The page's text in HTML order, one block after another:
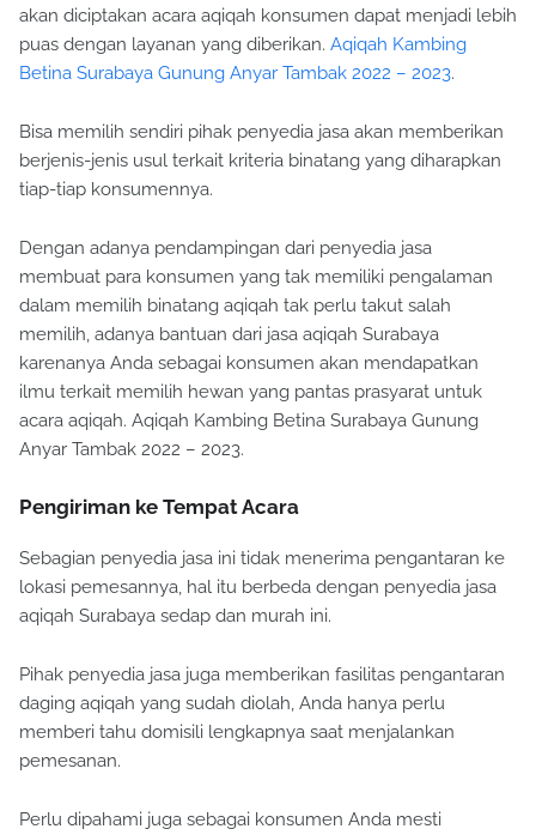
akan diciptakan acara aqiqah konsumen dapat menjadi lebih
puas dengan layanan yang diberikan. Aqiqah Kambing
Betina Surabaya Gunung Anyar Tambak 2022 – 2023.
Bisa memilih sendiri pihak penyedia jasa akan memberikan
berjenis-jenis usul terkait kriteria binatang yang diharapkan
tiap-tiap konsumennya.
Dengan adanya pendampingan dari penyedia jasa
membuat para konsumen yang tak memiliki pengalaman
dalam memilih binatang aqiqah tak perlu takut salah
memilih, adanya bantuan dari jasa aqiqah Surabaya
karenanya Anda sebagai konsumen akan mendapatkan
ilmu terkait memilih hewan yang pantas prasyarat untuk
acara aqiqah. Aqiqah Kambing Betina Surabaya Gunung
Anyar Tambak 2022 – 2023.
Pengiriman ke Tempat Acara
Sebagian penyedia jasa ini tidak menerima pengantaran ke
lokasi pemesannya, hal itu berbeda dengan penyedia jasa
aqiqah Surabaya sedap dan murah ini.
Pihak penyedia jasa juga memberikan fasilitas pengantaran
daging aqiqah yang sudah diolah, Anda hanya perlu
memberi tahu domisili lengkapnya saat menjalankan
pemesanan.
Perlu dipahami juga sebagai konsumen Anda mesti